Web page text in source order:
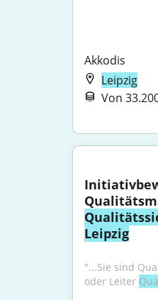
Akkodis
Leipzig
Von
Leipzig
"...Sie sind
oder Leiter